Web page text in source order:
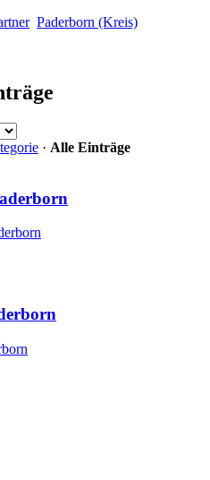
Paderborn (Kreis)
· Alle Einträge